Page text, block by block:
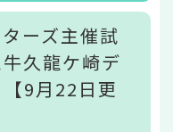
ーズ主催試
久龍ケ崎デ
9月22日更